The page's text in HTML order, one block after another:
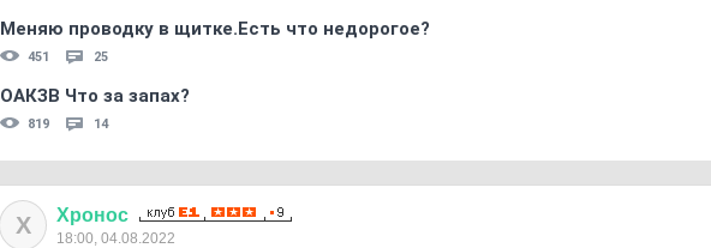
Меняю проводку в щитке.Есть что недорогое?
451 25
ОАКЗВ Что за запах?
819 14
Х Хронос
18:00, 04.08.2022